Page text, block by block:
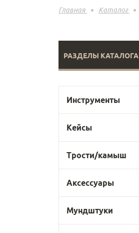
Главная Каталог
РАЗДЕЛЫ КАТАЛОГА
Инструменты
Кейсы
Трости/камыш
Аксессуары
Мундштуки